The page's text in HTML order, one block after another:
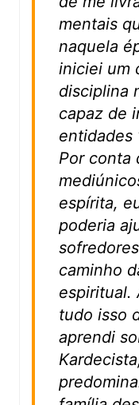
mentais
naquela
iniciei um
disciplina
capaz de
entidades
Por conta
espírita,
poderia
caminho
espiritual.
tudo isso
aprendi